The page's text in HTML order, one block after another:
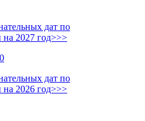
дат по
на 2027 год>>>
дат по
на 2026 год>>>